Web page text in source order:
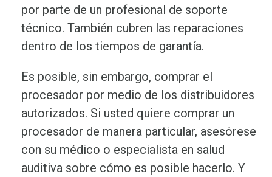
por parte de un profesional de soporte
técnico. También cubren las reparaciones
dentro de los tiempos de garantía.
Es posible, sin embargo, comprar el
procesador por medio de los distribuidores
autorizados. Si usted quiere comprar un
procesador de manera particular, asesórese
con su médico o especialista en salud
auditiva sobre cómo es posible hacerlo. Y